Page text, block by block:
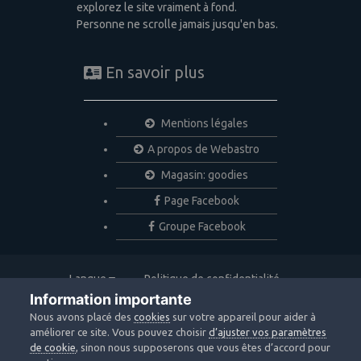
explorez le site vraiment à fond.
Personne ne scrolle jamais jusqu'en bas.
En savoir plus
Mentions légales
A propos de Webastro
Magasin: goodies
Page Facebook
Groupe Facebook
Langue
Politique de confidentialité
Nous contacter
Copyright © 2020 Webastro
Powered by Invision Community
Information importante
Nous avons placé descookies sur votre appareil pour aider à
améliorer ce site. Vous pouvez choisird’ajuster vos paramètres
de cookie, sinon nous supposerons que vous êtes d’accord pour